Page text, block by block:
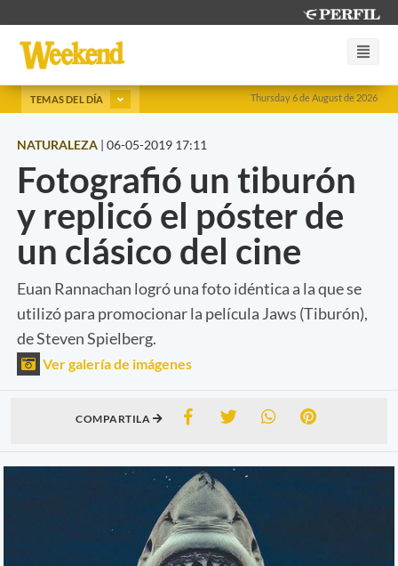
Thursday 6 de August de 2026
TEMAS DEL DÍA
NATURALEZA | 06-05-2019 17:11
Fotografió un tiburón
y replicó el póster de
un clásico del cine
Euan Rannachan logró una foto idéntica a la que se
utilizó para promocionar la película Jaws (Tiburón),
de Steven Spielberg.
Ver galería de imágenes
COMPARTILA